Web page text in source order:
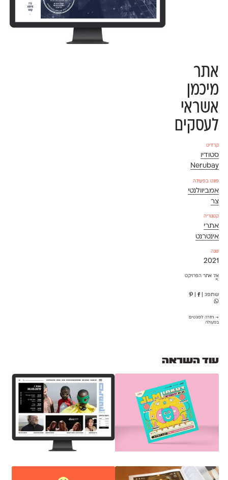
אתר
מיכמן
אשראי
לעסקים
קרדיט
סטודיו
Nerubay
פונט בפעולה
אמביוולנטי
צר
קטגוריה
אתרי
אינטרנט
שנה
2021
אל אתר הפרויקט
⇱
שתפו: |
→ חזרה לפונטים
בפעולה
עוד השראה